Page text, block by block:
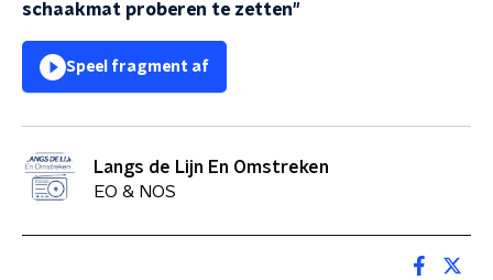
schaakmat proberen te zetten"
Speel fragment af
Langs de Lijn En Omstreken
EO & NOS